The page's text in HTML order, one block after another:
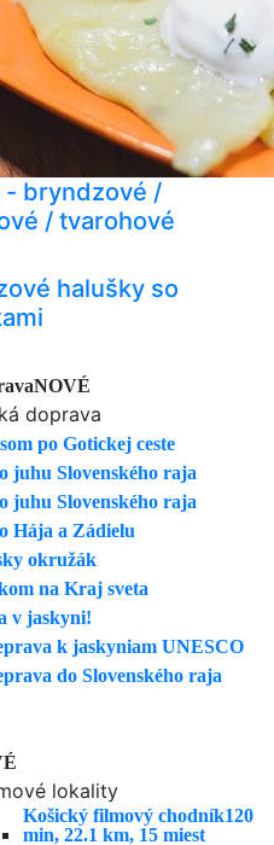
- bryndzové /
/ tvarohové
halušky so
NOVÉ
doprava
po Gotickej ceste
juhu Slovenského raja
juhu Slovenského raja
Hája a Zádielu
okružák
na Kraj sveta
v jaskyni!
k jaskyniam UNESCO
do Slovenského raja
lokality
Košický filmový chodník120
min, 22.1 km, 15 miest